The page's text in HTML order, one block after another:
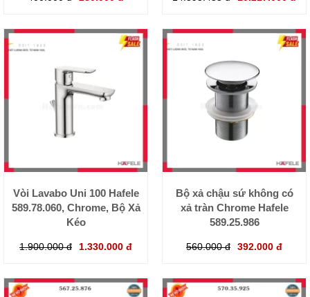
Vòi Lavabo Uni 100 Hafele
589.78.060, Chrome, Bộ Xả
Kéo
1.900.000 đ 1.330.000 đ
Bộ xả chậu sứ không có
xả tràn Chrome Hafele
589.25.986
560.000 đ 392.000 đ